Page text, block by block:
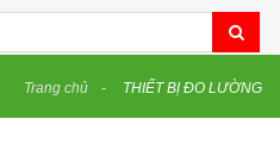
Trang chủ THIẾT BỊ ĐO LƯỜNG